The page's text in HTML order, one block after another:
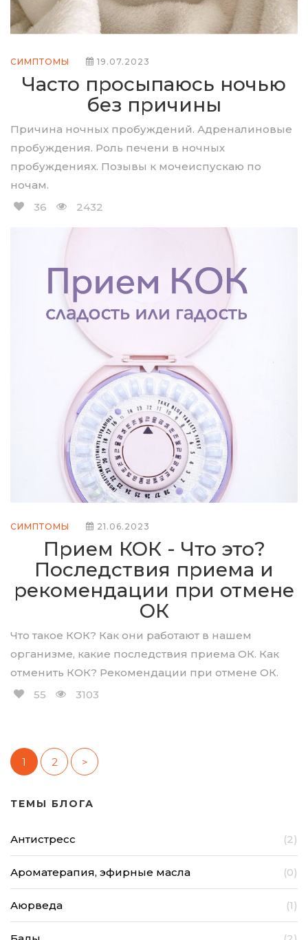
СИМПТОМЫ 19.07.2023
Часто просыпаюсь ночью
без причины
Причина ночных пробуждений. Адреналиновые
пробуждения. Роль печени в ночных
пробуждениях. Позывы к мочеиспускаю по
ночам.
36
2432
СИМПТОМЫ 21.06.2023
Прием КОК - Что это?
Последствия приема и
рекомендации при отмене
ОК
Что такое КОК? Как они работают в нашем
организме, какие последствия приема ОК. Как
отменить КОК? Рекомендации при отмене ОК.
55
3103
1 2 >
ТЕМЫ БЛОГА
Антистресс (2)
Ароматерапия, эфирные масла (0)
Аюрведа (1)